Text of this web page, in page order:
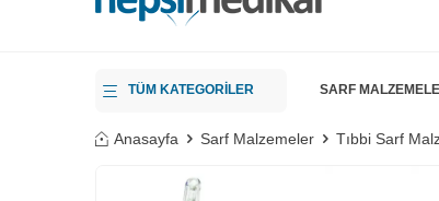
TÜM KATEGORİLER SARF
Anasayfa Sarf Malzemeler Tıbbi Sarf